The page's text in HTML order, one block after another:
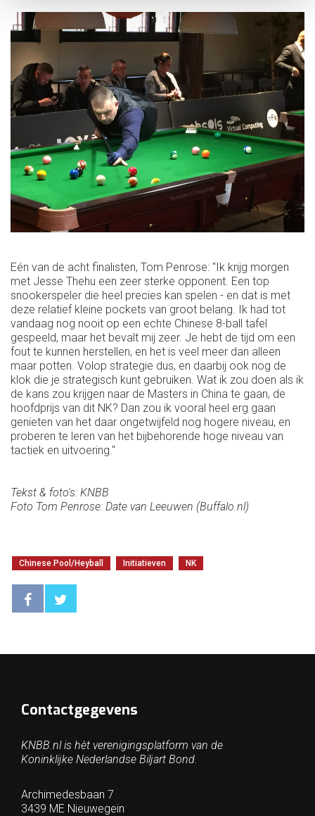
Eén van de acht finalisten, Tom Penrose: "Ik krijg morgen
met Jesse Thehu een zeer sterke opponent. Een top
snookerspeler die heel precies kan spelen - en dat is met
deze relatief kleine pockets van groot belang. Ik had tot
vandaag nog nooit op een echte Chinese 8-ball tafel
gespeeld, maar het bevalt mij zeer. Je hebt de tijd om een
fout te kunnen herstellen, en het is veel meer dan alleen
maar potten. Volop strategie dus, en daarbij ook nog de
klok die je strategisch kunt gebruiken. Wat ik zou doen als ik
de kans zou krijgen naar de Masters in China te gaan, de
hoofdprijs van dit NK? Dan zou ik vooral heel erg gaan
genieten van het daar ongetwijfeld nog hogere niveau, en
proberen te leren van het bijbehorende hoge niveau van
tactiek en uitvoering."
Tekst & foto's: KNBB
Foto Tom Penrose: Date van Leeuwen (Buffalo.nl)
Chinese Pool/Heyball Initiatieven NK
Contactgegevens
KNBB.nl is hèt verenigingsplatform van de
Koninklijke Nederlandse Biljart Bond.
Archimedesbaan 7
3439 ME Nieuwegein